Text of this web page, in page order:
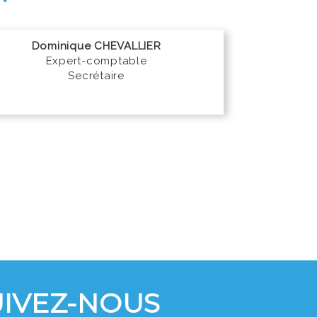
Dominique CHEVALLIER
Expert-comptable
Secrétaire
NOUS